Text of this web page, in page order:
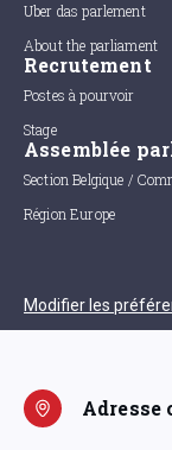
Uber das parlement
About the parliament
Recrutement
Postes à pourvoir
Stage
Assemblée
Section Belgique /
Région Europe
Modifier les